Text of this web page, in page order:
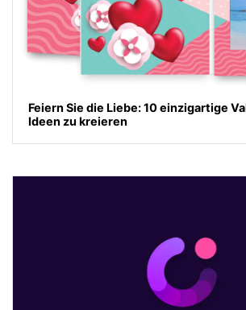
Feiern Sie die Liebe: 10 einzigartige
Ideen zu kreieren